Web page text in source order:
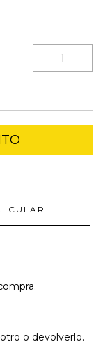
o devolverlo.